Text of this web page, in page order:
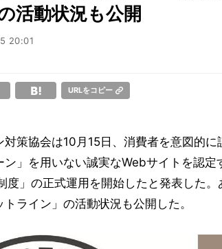
活動状況も公開
20:01
URLをコピー
対策協会は10月15日、消費者を意図的
ン」を用いない誠実なWebサイトを認
度」の正式運用を開始したと発表した
ライン」の活動状況も公開した。